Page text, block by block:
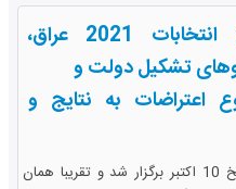
نتایج انتخابات 2021 عراق،
تشکیل دولت و
اعتراضات به نتایج و
انتخابات زود هنگام 2021 عراق در تاریخ 10 اکتبر برگزار شد و تقریبا همان